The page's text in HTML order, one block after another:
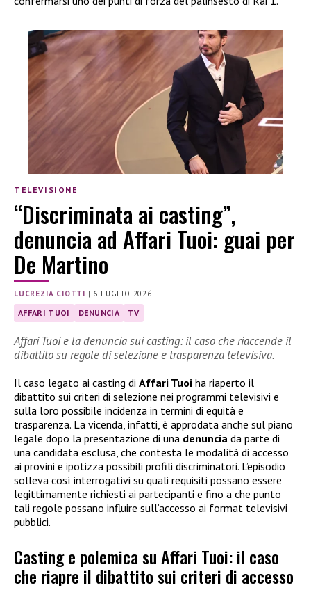
TELEVISIONE
“Discriminata ai casting”,
denuncia ad Affari Tuoi: guai per
De Martino
LUCREZIA CIOTTI | 6 LUGLIO 2026
AFFARI TUOI DENUNCIA TV
Affari Tuoi e la denuncia sui casting: il caso che riaccende il
dibattito su regole di selezione e trasparenza televisiva.
Il caso legato ai casting di Affari Tuoi ha riaperto il
dibattito sui criteri di selezione nei programmi televisivi e
sulla loro possibile incidenza in termini di equità e
trasparenza. La vicenda, infatti, è approdata anche sul piano
legale dopo la presentazione di una denuncia da parte di
una candidata esclusa, che contesta le modalità di accesso
ai provini e ipotizza possibili profili discriminatori. L’episodio
solleva così interrogativi su quali requisiti possano essere
legittimamente richiesti ai partecipanti e fino a che punto
tali regole possano influire sull’accesso ai format televisivi
pubblici.
Casting e polemica su Affari Tuoi: il caso
che riapre il dibattito sui criteri di accesso